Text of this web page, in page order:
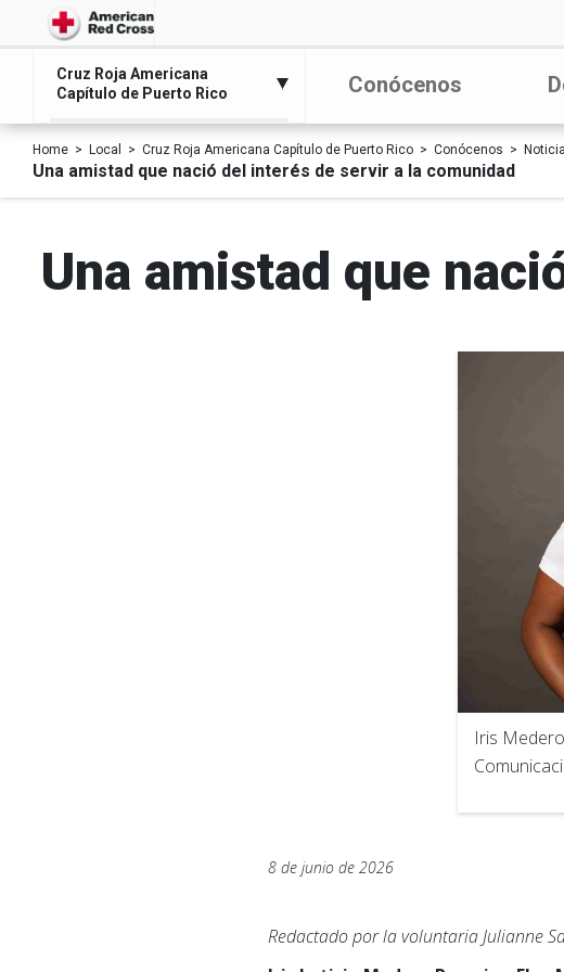
Cruz Roja Americana
Capítulo de Puerto Rico
Conócenos
Home Local Cruz Roja Americana Capítulo de Puerto Rico Conócenos
Una amistad que nació del interés de servir a la comunidad
Una amistad que
Iris
8 de junio de 2026
Redactado por la voluntaria Julianne